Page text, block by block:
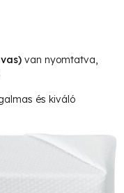
van nyomtatva,
és kiváló